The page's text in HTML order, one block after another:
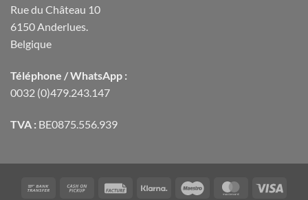
Rue du Château 10
6150 Anderlues.
Belgique
Téléphone / WhatsApp :
0032 (0)479.243.147
TVA : BE0875.556.939
Bank
Cash
Facture Klarna Maestro MasterCard